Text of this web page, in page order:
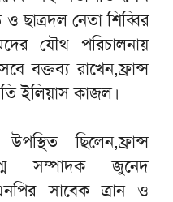
ছাত্রদল নেতা শিব্বির
যৌথ পরিচালনায়
বক্তব্য রাখেন,ফ্রান্স
ইলিয়াস কাজল।
ছিলেন,ফ্রান্স
সম্পাদক জুনেদ
সাবেক ত্রান ও